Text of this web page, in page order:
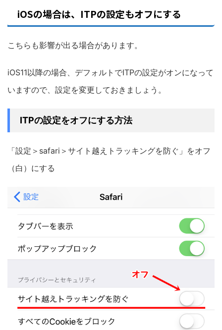
iOSの場合は、ITPの設定もオフにする
こちらも影響が出る場合があります。
iOS11以降の場合、デフォルトでITPの設定がオンになって
いますので、設定を変更しておきましょう。
ITPの設定をオフにする方法
「設定＞safari＞サイト越えトラッキングを防ぐ」をオフ
（白）にする